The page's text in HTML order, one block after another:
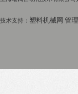
技术支持： 塑料机械网 管